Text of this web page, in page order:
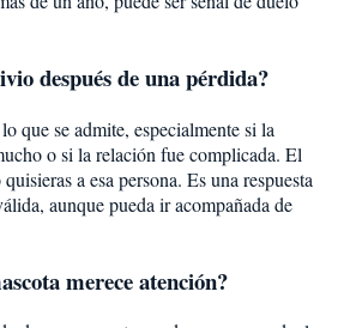
después de una pérdida?
que se admite, especialmente si la
o si la relación fue complicada. El
a esa persona. Es una respuesta
aunque pueda ir acompañada de
merece atención?